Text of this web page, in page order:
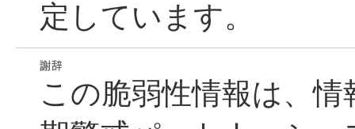
定しています。
この脆弱性情報は、